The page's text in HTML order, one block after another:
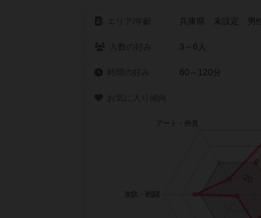
兵庫県 未設定 男性
3～6人
60～120分